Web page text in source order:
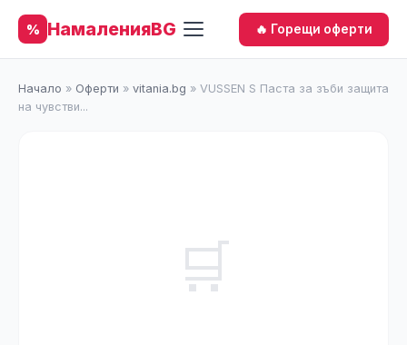
% НамаленияBG 🔥 Горещи оферти
Начало » Оферти » vitania.bg » VUSSEN S Паста за зъби защита
на чувстви...
🛒